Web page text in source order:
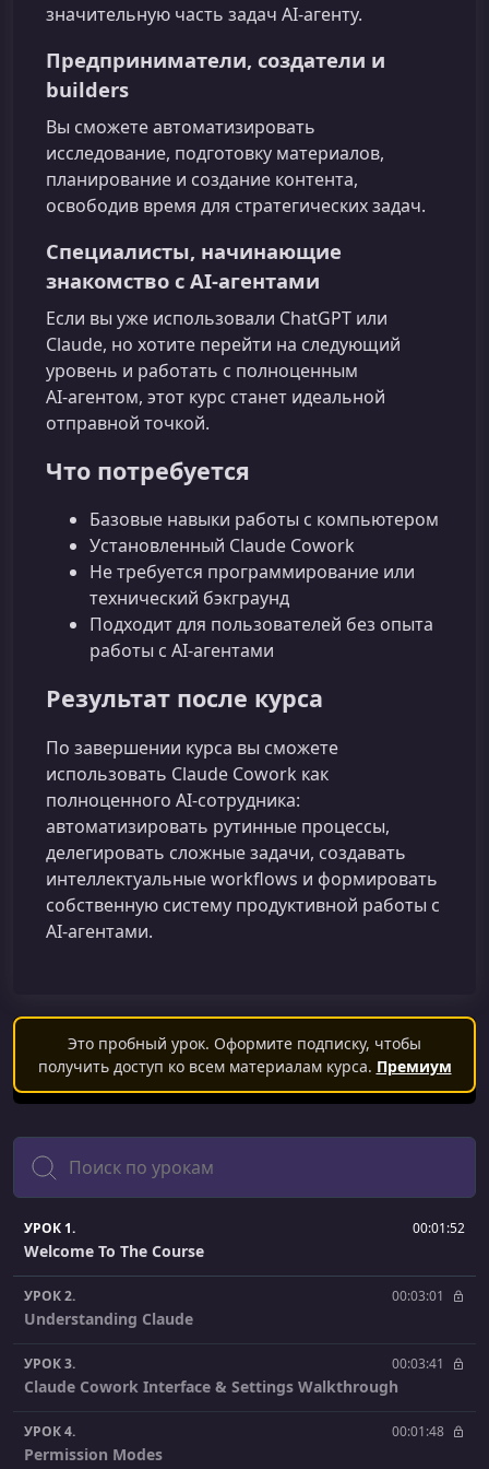
значительную часть задач AI‑агенту.
Предприниматели, создатели и
builders
Вы сможете автоматизировать
исследование, подготовку материалов,
планирование и создание контента,
освободив время для стратегических задач.
Специалисты, начинающие
знакомство с AI‑агентами
Если вы уже использовали ChatGPT или
Claude, но хотите перейти на следующий
уровень и работать с полноценным
AI‑агентом, этот курс станет идеальной
отправной точкой.
Что потребуется
Базовые навыки работы с компьютером
Установленный Claude Cowork
Не требуется программирование или
технический бэкграунд
Подходит для пользователей без опыта
работы с AI‑агентами
Результат после курса
По завершении курса вы сможете
использовать Claude Cowork как
полноценного AI‑сотрудника:
автоматизировать рутинные процессы,
делегировать сложные задачи, создавать
интеллектуальные workflows и формировать
собственную систему продуктивной работы с
AI‑агентами.
Это пробный урок. Оформите подписку, чтобы
получить доступ ко всем материалам курса. Премиум
Поиск
УРОК 1. 00:01:52
Welcome To The Course
УРОК 2. 00:03:01
Understanding Claude
УРОК 3. 00:03:41
Claude Cowork Interface & Settings Walkthrough
УРОК 4. 00:01:48
Permission Modes